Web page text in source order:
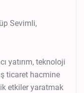
Sevimli,
yatırım, teknoloji
ticaret hacmine
etkiler yaratmak